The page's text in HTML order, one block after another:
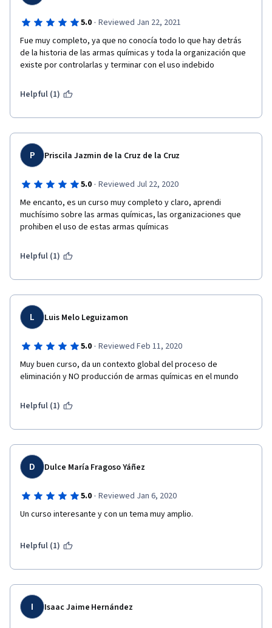
5.0 · Reviewed Jan 22, 2021
Fue muy completo, ya que no conocía todo lo que hay detrás
de la historia de las armas químicas y toda la organización que
existe por controlarlas y terminar con el uso indebido
Helpful (1)
P Priscila Jazmin de la Cruz de la Cruz
5.0 · Reviewed Jul 22, 2020
Me encanto, es un curso muy completo y claro, aprendi
muchísimo sobre las armas químicas, las organizaciones que
prohiben el uso de estas armas químicas
Helpful (1)
L Luis Melo Leguizamon
5.0 · Reviewed Feb 11, 2020
Muy buen curso, da un contexto global del proceso de
eliminación y NO producción de armas químicas en el mundo
Helpful (1)
D Dulce María Fragoso Yáñez
5.0 · Reviewed Jan 6, 2020
Un curso interesante y con un tema muy amplio.
Helpful (1)
I Isaac Jaime Hernández